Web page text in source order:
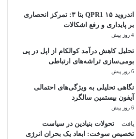
اندروید ۱۵ QPR1 بتا ۳: تمرکز انحصاری
بر پایداری و رفع اشکالات
4 روز پیش
تحلیل کاهش درآمد کوالکام از اپل در پی
بومی‌سازی تراشه‌های ارتباطی
6 روز پیش
نگاهی تحلیلی به ویژگی‌های احتمالی
آیفون بیستمین سالگرد
6 روز پیش
تحولات بنیادین در سیاست
تخصیص سوخت: ابعاد یک بحران انرژی